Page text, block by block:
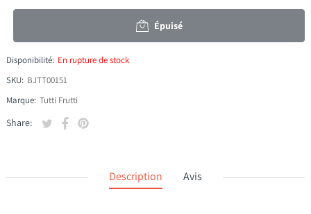
Épuisé
Disponibilité: En rupture de stock
SKU: BJTT00151
Marque: Tutti Frutti
Share: Tweeter sur Twitter
S'ouvre dans une nouvelle fenêtre.
Partager sur Facebook
S'ouvre dans une nouvelle fenêtre.
Épingler sur Pinterest
S'ouvre dans une nouvelle fenêtre.
Description Avis